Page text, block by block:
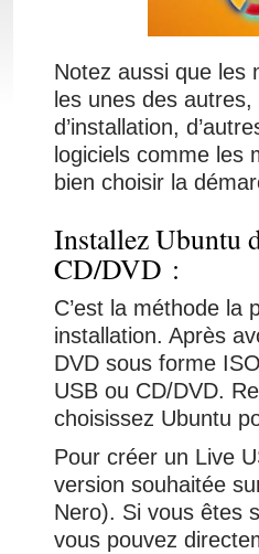
Notez aussi que les
les unes des
d’installation,
logiciels comme les
bien choisir la
Installez Ubuntu
CD/DVD :
C’est la méthode la
installation. Après
DVD sous forme
USB ou CD/DVD.
choisissez Ubuntu
Pour créer un Live
version souhaitée
Nero). Si vous êtes
vous pouvez